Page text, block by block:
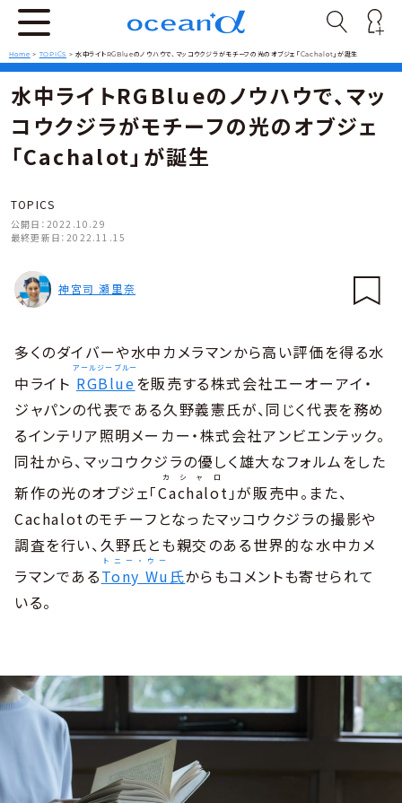
Home > TOPICS >水中ライトRGBlueのノウハウで、マッコウクジラがモチーフの光のオブジェ「Cachalot」が誕生
水中ライトRGBlueのノウハウで、マッ
コウクジラがモチーフの光のオブジェ
「Cachalot」が誕生
TOPICS
公開日： 2022.10.29
最終更新日： 2022.11.15
神宮司 瀬里奈
多くのダイバーや水中カメラマンから高い評価を得る水
中ライト RGBlue
アールジーブルー
を販売する株式会社エーオーアイ・
ジャパンの代表である久野義憲氏が、同じく代表を務め
るインテリア照明メーカー・株式会社アンビエンテック。
同社から、マッコウクジラの優しく雄大なフォルムをした
新作の光のオブジェ「Cachalot
カシャロ
」が販売中。また、
Cachalotのモチーフとなったマッコウクジラの撮影や
調査を行い、久野氏とも親交のある世界的な水中カメ
ラマンであるTony Wu
トニー・ウー
氏からもコメントも寄せられて
いる。